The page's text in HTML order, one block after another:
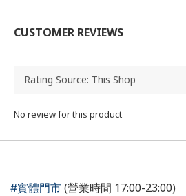
CUSTOMER REVIEWS
No review for this product
#實體門市 (營業時間 17:00-23:00)